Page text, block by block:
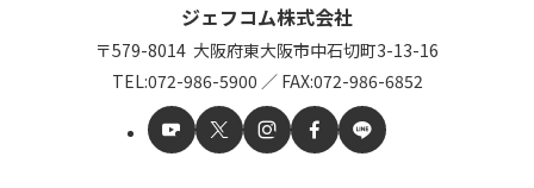
ジェフコム株式会社
〒579-8014 大阪府東大阪市中石切町3-13-16
TEL:072-986-5900 ／ FAX:072-986-6852